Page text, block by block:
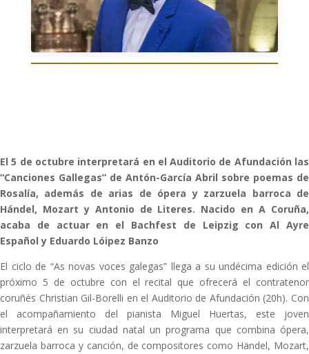
El 5 de octubre interpretará en el Auditorio de Afundación las
“Canciones Gallegas” de Antón-García Abril sobre poemas de
Rosalía, además de arias de ópera y zarzuela barroca de
Hándel, Mozart y Antonio de Literes. Nacido en A Coruña,
acaba de actuar en el Bachfest de Leipzig con Al Ayre
Español y Eduardo Lóipez Banzo
El ciclo de “As novas voces galegas” llega a su undécima edición el
próximo 5 de octubre con el recital que ofrecerá el contratenor
coruñés Christian Gil-Borelli en el Auditorio de Afundación (20h). Con
el acompañamiento del pianista Miguel Huertas, este joven
interpretará en su ciudad natal un programa que combina ópera,
zarzuela barroca y canción, de compositores como Händel, Mozart,